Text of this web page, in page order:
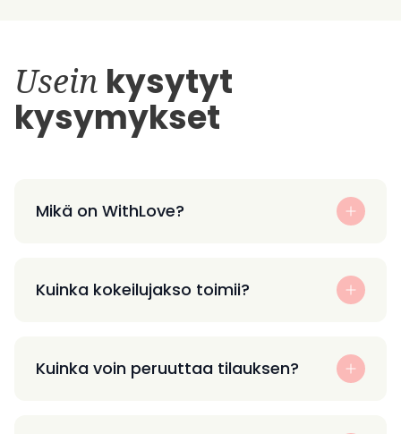
Usein kysytyt
kysymykset
Mikä on WithLove?
Kuinka kokeilujakso toimii?
Kuinka voin peruuttaa tilauksen?